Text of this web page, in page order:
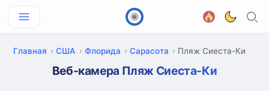
Главная США Флорида Сарасота Пляж Сиеста-Ки
Веб-камера Пляж Сиеста-Ки